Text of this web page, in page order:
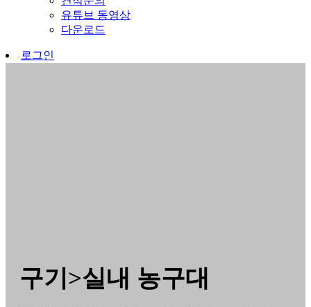
유튜브 동영상
다운로드
로그인
구기>실내 농구대